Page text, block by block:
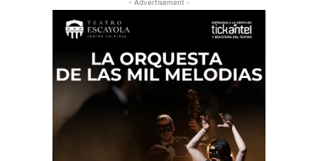
- Advertisement -